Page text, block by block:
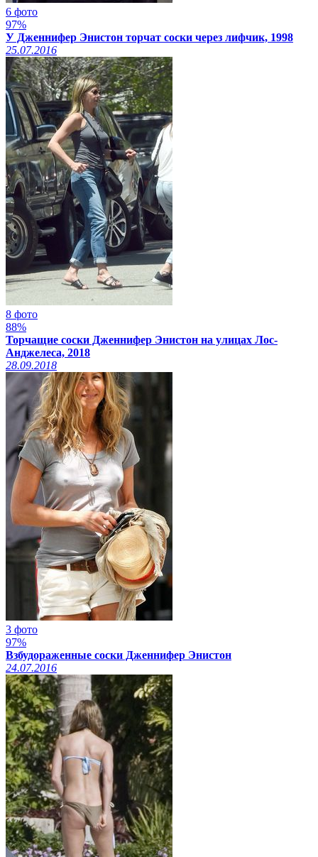
6 фото
97%
У Дженнифер Энистон торчат соски через лифчик, 1998
25.07.2016
8 фото
88%
Торчащие соски Дженнифер Энистон на улицах Лос-
Анджелеса, 2018
28.09.2018
3 фото
97%
Взбудораженные соски Дженнифер Энистон
24.07.2016